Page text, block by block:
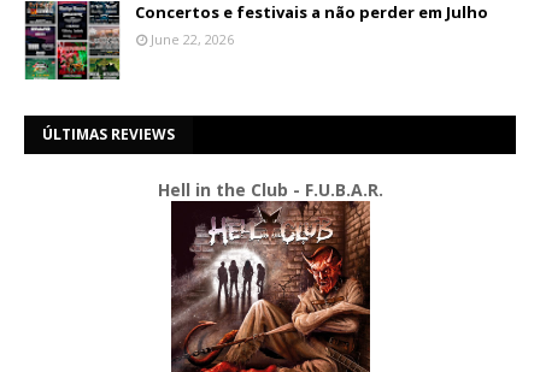
Concertos e festivais a não perder em Julho
June 22, 2026
ÚLTIMAS REVIEWS
Hell in the Club - F.U.B.A.R.